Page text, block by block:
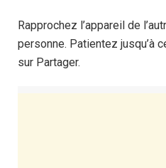
Rapprochez l’appareil de
personne. Patientez jusqu’à
sur Partager.